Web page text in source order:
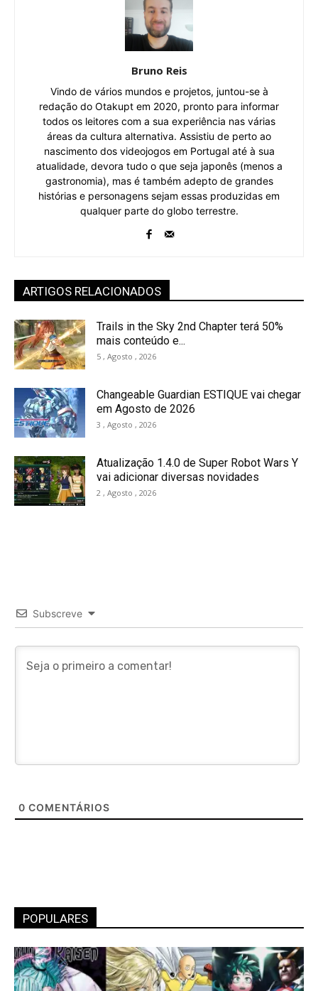
Bruno Reis
Vindo de vários mundos e projetos, juntou-se à
redação do Otakupt em 2020, pronto para informar
todos os leitores com a sua experiência nas várias
áreas da cultura alternativa. Assistiu de perto ao
nascimento dos videojogos em Portugal até à sua
atualidade, devora tudo o que seja japonês (menos a
gastronomia), mas é também adepto de grandes
histórias e personagens sejam essas produzidas em
qualquer parte do globo terrestre.
ARTIGOS RELACIONADOS
Trails in the Sky 2nd Chapter terá 50%
mais conteúdo e...
5 , Agosto , 2026
Changeable Guardian ESTIQUE vai chegar
em Agosto de 2026
3 , Agosto , 2026
Atualização 1.4.0 de Super Robot Wars Y
vai adicionar diversas novidades
2 , Agosto , 2026
Subscreve
0 COMENTÁRIOS
POPULARES